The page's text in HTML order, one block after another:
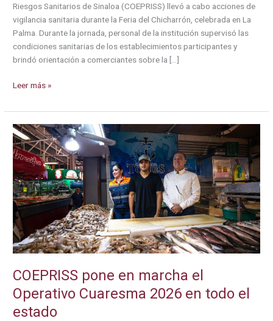
Riesgos Sanitarios de Sinaloa (COEPRISS) llevó a cabo acciones de
vigilancia sanitaria durante la Feria del Chicharrón, celebrada en La
Palma. Durante la jornada, personal de la institución supervisó las
condiciones sanitarias de los establecimientos participantes y
brindó orientación a comerciantes sobre la […]
COEPRISS
vigilancia
sanitaria
durante
la
Feria
del
Chicharrón
en
Navolato
Leer más »
COEPRISS pone en marcha el
Operativo Cuaresma 2026 en todo el
estado